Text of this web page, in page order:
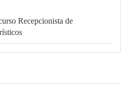
Recepcionista de